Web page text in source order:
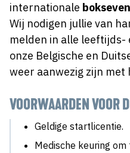
internationale
Wij nodigen jullie van
melden in alle leeftijds-
onze Belgische en
weer aanwezig zijn met
VOORWAARDEN VOOR
Geldige startlicentie.
Medische keuring om